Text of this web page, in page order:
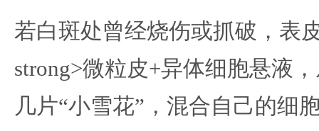
若白斑处曾经烧伤或抓破，表
strong>微粒皮+异体细胞悬液
几片“小雪花”，混合自己的细